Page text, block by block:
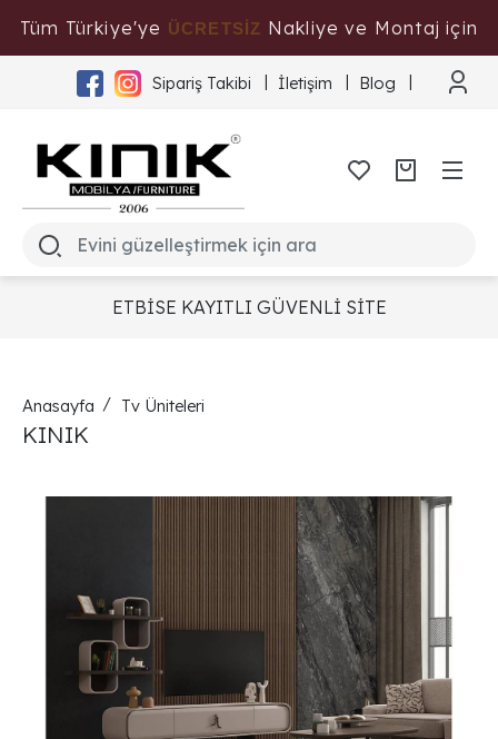
Tüm Türkiye'ye ÜCRETSİZ Nakliye ve Montaj için
Tıklayınız
Sipariş Takibi İletişim Blog
ETBİSE KAYITLI GÜVENLİ SİTE
Anasayfa Tv Üniteleri
KINIK